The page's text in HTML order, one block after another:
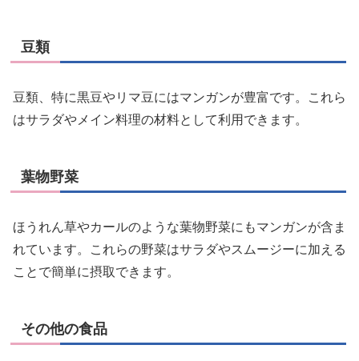
豆類
豆類、特に黒豆やリマ豆にはマンガンが豊富です。これら
はサラダやメイン料理の材料として利用できます。
葉物野菜
ほうれん草やカールのような葉物野菜にもマンガンが含ま
れています。これらの野菜はサラダやスムージーに加える
ことで簡単に摂取できます。
その他の食品